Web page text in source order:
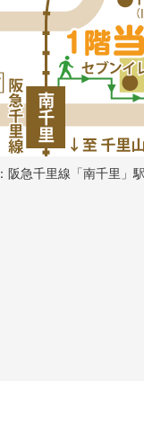
阪急千里線「南千里」